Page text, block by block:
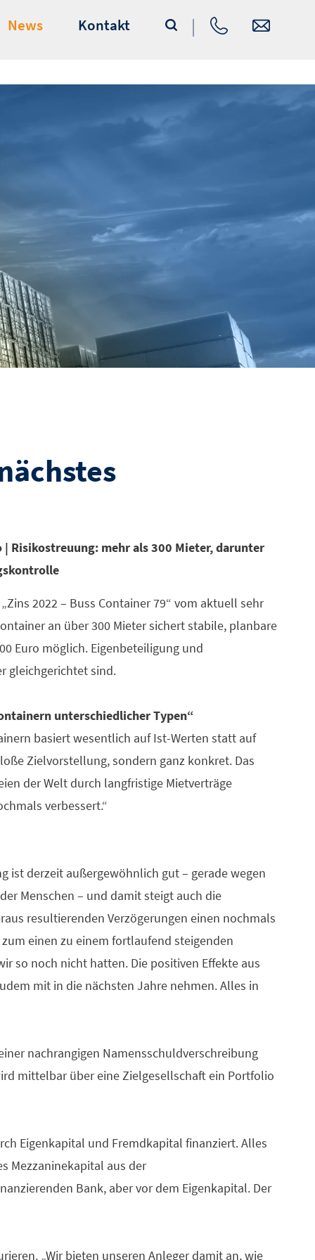
News Kontakt
Risikostreuung: mehr als 300 Mieter, darunter
2022 – Buss Container 79“ vom aktuell sehr
an über 300 Mieter sichert stabile, planbare
Euro möglich. Eigenbeteiligung und
gleichgerichtet sind.
unterschiedlicher Typen“
basiert wesentlich auf Ist-Werten statt auf
Zielvorstellung, sondern ganz konkret. Das
der Welt durch langfristige Mietverträge
verbessert.“
ist derzeit außergewöhnlich gut – gerade wegen
Menschen – und damit steigt auch die
resultierenden Verzögerungen einen nochmals
einen zu einem fortlaufend steigenden
so noch nicht hatten. Die positiven Effekte aus
mit in die nächsten Jahre nehmen. Alles in
nachrangigen Namensschuldverschreibung
mittelbar über eine Zielgesellschaft ein Portfolio
Eigenkapital und Fremdkapital finanziert. Alles
Mezzaninekapital aus der
Bank, aber vor dem Eigenkapital. Der
„Wir bieten unseren Anleger damit an, wie